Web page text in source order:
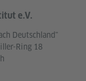
e.V.
Deutschland"
Ring 18